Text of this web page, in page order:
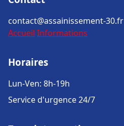
contact@assainissement-30.fr
Accueil Informations
Horaires
Lun-Ven: 8h-19h
Service d'urgence 24/7